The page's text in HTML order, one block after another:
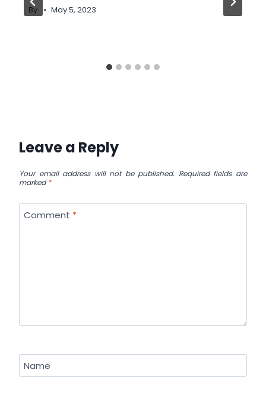
By May 5, 2023
Leave a Reply
Your email address will not be published. Required fields are
marked*
Comment *
Name